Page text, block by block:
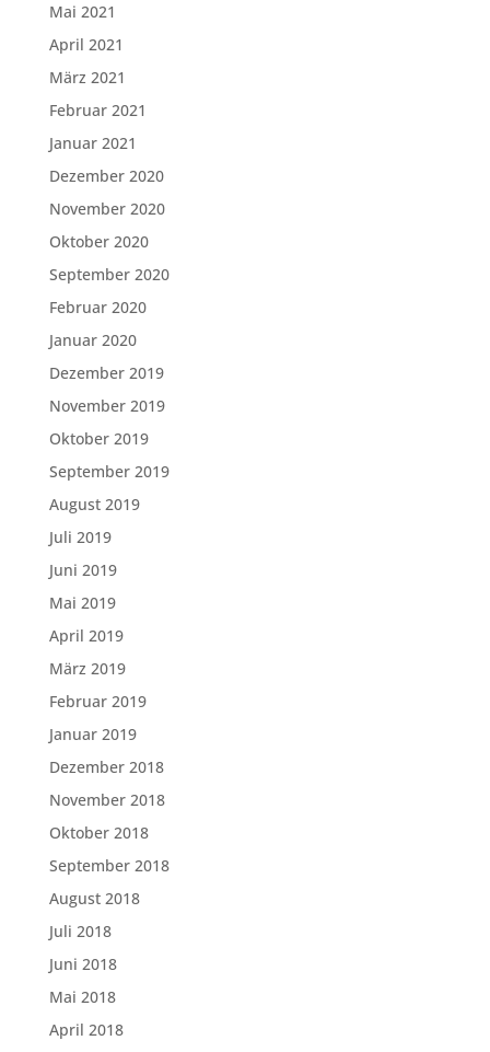
Mai 2021
April 2021
März 2021
Februar 2021
Januar 2021
Dezember 2020
November 2020
Oktober 2020
September 2020
Februar 2020
Januar 2020
Dezember 2019
November 2019
Oktober 2019
September 2019
August 2019
Juli 2019
Juni 2019
Mai 2019
April 2019
März 2019
Februar 2019
Januar 2019
Dezember 2018
November 2018
Oktober 2018
September 2018
August 2018
Juli 2018
Juni 2018
Mai 2018
April 2018